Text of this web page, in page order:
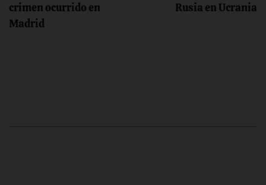
crimen ocurrido en
Madrid
Rusia en Ucrania